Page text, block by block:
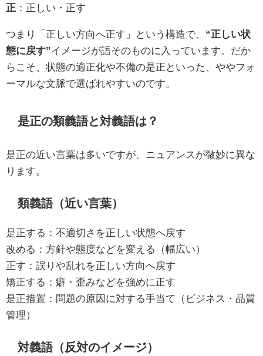
正 ：正しい・正す
つまり「正しい方向へ正す」という構造で、 “正しい状
態に戻す”イメージが語そのものに入っています。だか
らこそ、状態の適正化や不備の是正といった、ややフォ
ーマルな文脈で選ばれやすいのです。
是正の類義語と対義語は？
是正の近い言葉は多いですが、ニュアンスが微妙に異な
ります。
類義語（近い言葉）
是正する：不適切さを正しい状態へ戻す
改める：方針や態度などを変える（幅広い）
正す：誤りや乱れを正しい方向へ戻す
矯正する：癖・歪みなどを強めに正す
是正措置：問題の原因に対する手当て（ビジネス・品質
管理）
対義語（反対のイメージ）